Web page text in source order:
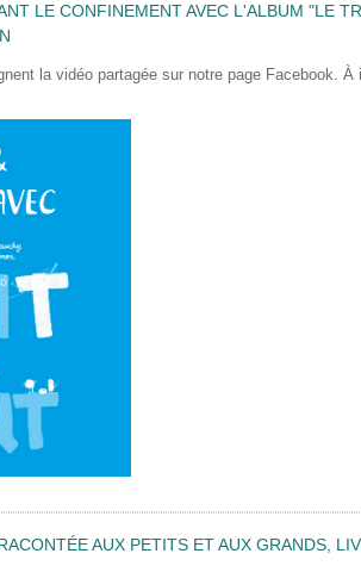
LE CONFINEMENT AVEC L'ALBUM "LE
la vidéo partagée sur notre page Facebook.
AUX PETITS ET AUX GRANDS,